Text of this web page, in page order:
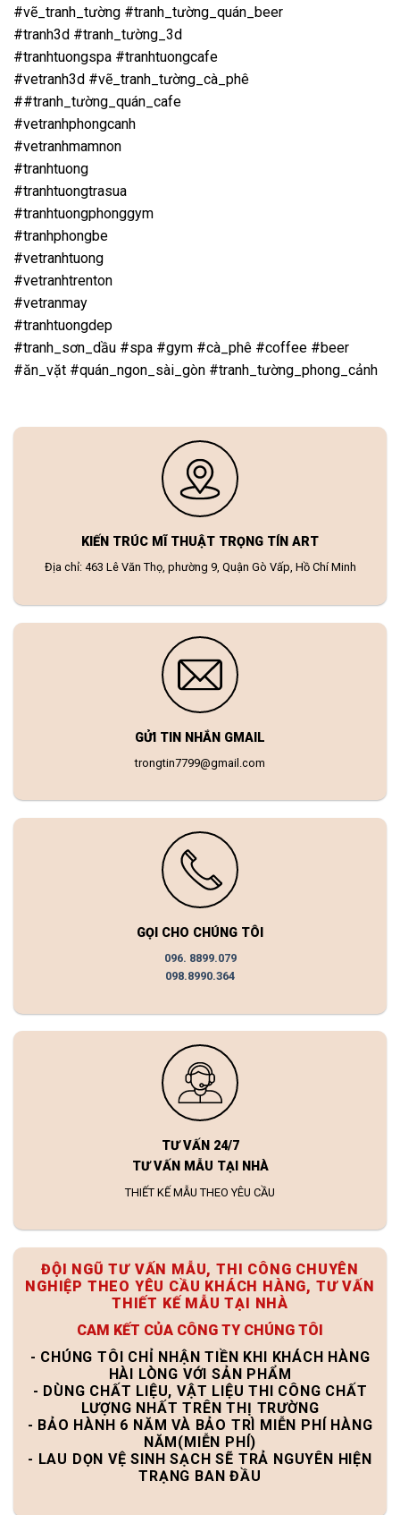
#vẽ_tranh_tường #tranh_tường_quán_beer
#tranh3d #tranh_tường_3d
#tranhtuongspa #tranhtuongcafe
#vetranh3d #vẽ_tranh_tường_cà_phê
##tranh_tường_quán_cafe
#vetranhphongcanh
#vetranhmamnon
#tranhtuong
#tranhtuongtrasua
#tranhtuongphonggym
#tranhphongbe
#vetranhtuong
#vetranhtrenton
#vetranmay
#tranhtuongdep
#tranh_sơn_dầu #spa #gym #cà_phê #coffee #beer
#ăn_vặt #quán_ngon_sài_gòn #tranh_tường_phong_cảnh
KIẾN TRÚC MĨ THUẬT TRỌNG TÍN ART
Địa chỉ: 463 Lê Văn Thọ, phường 9, Quận Gò Vấp, Hồ Chí Minh
GỬI TIN NHẮN GMAIL
trongtin7799@gmail.com
GỌI CHO CHÚNG TÔI
096. 8899.079
098.8990.364
TƯ VẤN 24/7
TƯ VẤN MẪU TẠI NHÀ
THIẾT KẾ MẪU THEO YÊU CẦU
ĐỘI NGŨ TƯ VẤN MẪU, THI CÔNG CHUYÊN
NGHIỆP THEO YÊU CẦU KHÁCH HÀNG, TƯ VẤN
THIẾT KẾ MẪU TẠI NHÀ
CAM KẾT CỦA CÔNG TY CHÚNG TÔI
- CHÚNG TÔI CHỈ NHẬN TIỀN KHI KHÁCH HÀNG
HÀI LÒNG VỚI SẢN PHẨM
- DÙNG CHẤT LIỆU, VẬT LIỆU THI CÔNG CHẤT
LƯỢNG NHẤT TRÊN THỊ TRƯỜNG
- BẢO HÀNH 6 NĂM VÀ BẢO TRÌ MIỄN PHÍ HÀNG
NĂM(MIỄN PHÍ)
- LAU DỌN VỆ SINH SẠCH SẼ TRẢ NGUYÊN HIỆN
TRẠNG BAN ĐẦU